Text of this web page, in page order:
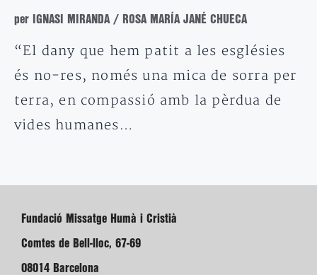
per IGNASI MIRANDA / ROSA MARÍA JANÉ CHUECA
“El dany que hem patit a les esglésies
és no-res, només una mica de sorra per
terra, en compassió amb la pèrdua de
vides humanes…
Fundació Missatge Humà i Cristià
Comtes de Bell-lloc, 67-69
08014 Barcelona